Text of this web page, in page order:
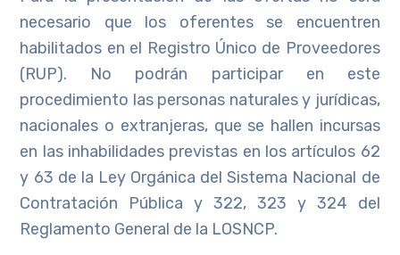
necesario que los oferentes se encuentren
habilitados en el Registro Único de Proveedores
(RUP). No podrán participar en este
procedimiento las personas naturales y jurídicas,
nacionales o extranjeras, que se hallen incursas
en las inhabilidades previstas en los artículos 62
y 63 de la Ley Orgánica del Sistema Nacional de
Contratación Pública y 322, 323 y 324 del
Reglamento General de la LOSNCP.